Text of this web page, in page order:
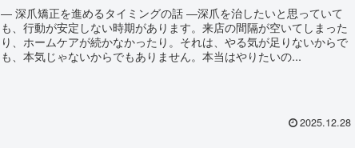
― 深爪矯正を進めるタイミングの話 ―深爪を治したいと思っていて
も、行動が安定しない時期があります。来店の間隔が空いてしまった
り、ホームケアが続かなかったり。それは、やる気が足りないからで
も、本気じゃないからでもありません。本当はやりたいの...
2025.12.28